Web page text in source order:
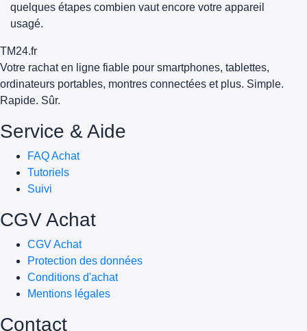
quelques étapes combien vaut encore votre appareil
usagé.
TM24.fr
Votre rachat en ligne fiable pour smartphones, tablettes,
ordinateurs portables, montres connectées et plus. Simple.
Rapide. Sûr.
Service & Aide
FAQ Achat
Tutoriels
Suivi
CGV Achat
CGV Achat
Protection des données
Conditions d'achat
Mentions légales
Contact